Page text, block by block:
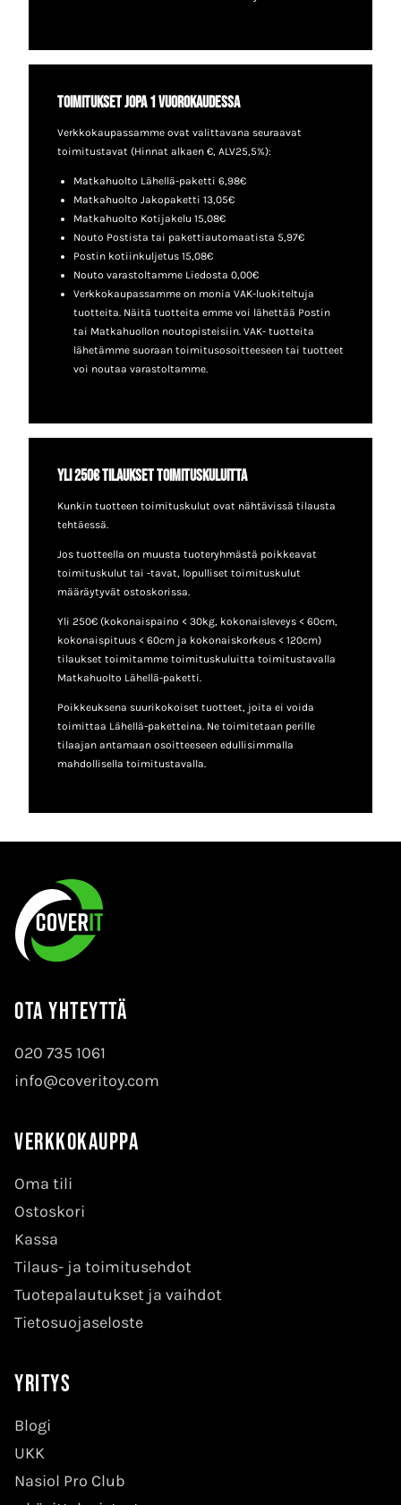
Toimitukset jopa 1 vuorokaudessa
Verkkokaupassamme ovat valittavana seuraavat
toimitustavat (Hinnat alkaen €, ALV25,5%):
Matkahuolto Lähellä-paketti 6,98€
Matkahuolto Jakopaketti 13,05€
Matkahuolto Kotijakelu 15,08€
Nouto Postista tai pakettiautomaatista 5,97€
Postin kotiinkuljetus 15,08€
Nouto varastoltamme Liedosta 0,00€
Verkkokaupassamme on monia VAK-luokiteltuja
tuotteita. Näitä tuotteita emme voi lähettää Postin
tai Matkahuollon noutopisteisiin. VAK- tuotteita
lähetämme suoraan toimitusosoitteeseen tai tuotteet
voi noutaa varastoltamme.
Yli 250€ tilaukset toimituskuluitta
Kunkin tuotteen toimituskulut ovat nähtävissä tilausta
tehtäessä.
Jos tuotteella on muusta tuoteryhmästä poikkeavat
toimituskulut tai -tavat, lopulliset toimituskulut
määräytyvät ostoskorissa.
Yli 250€ (kokonaispaino < 30kg, kokonaisleveys < 60cm,
kokonaispituus < 60cm ja kokonaiskorkeus < 120cm)
tilaukset toimitamme toimituskuluitta toimitustavalla
Matkahuolto Lähellä-paketti.
Poikkeuksena suurikokoiset tuotteet, joita ei voida
toimittaa Lähellä-paketteina. Ne toimitetaan perille
tilaajan antamaan osoitteeseen edullisimmalla
mahdollisella toimitustavalla.
Ota yhteyttä
020 735 1061
info@coveritoy.com
Verkkokauppa
Oma tili
Ostoskori
Kassa
Tilaus- ja toimitusehdot
Tuotepalautukset ja vaihdot
Tietosuojaseloste
Yritys
Blogi
UKK
Nasiol Pro Club